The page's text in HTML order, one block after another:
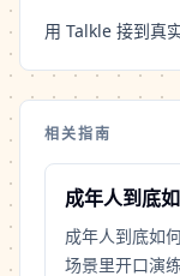
用 Talkle 接到真
相关指南
成年人到底
成年人到底如
场景里开口演